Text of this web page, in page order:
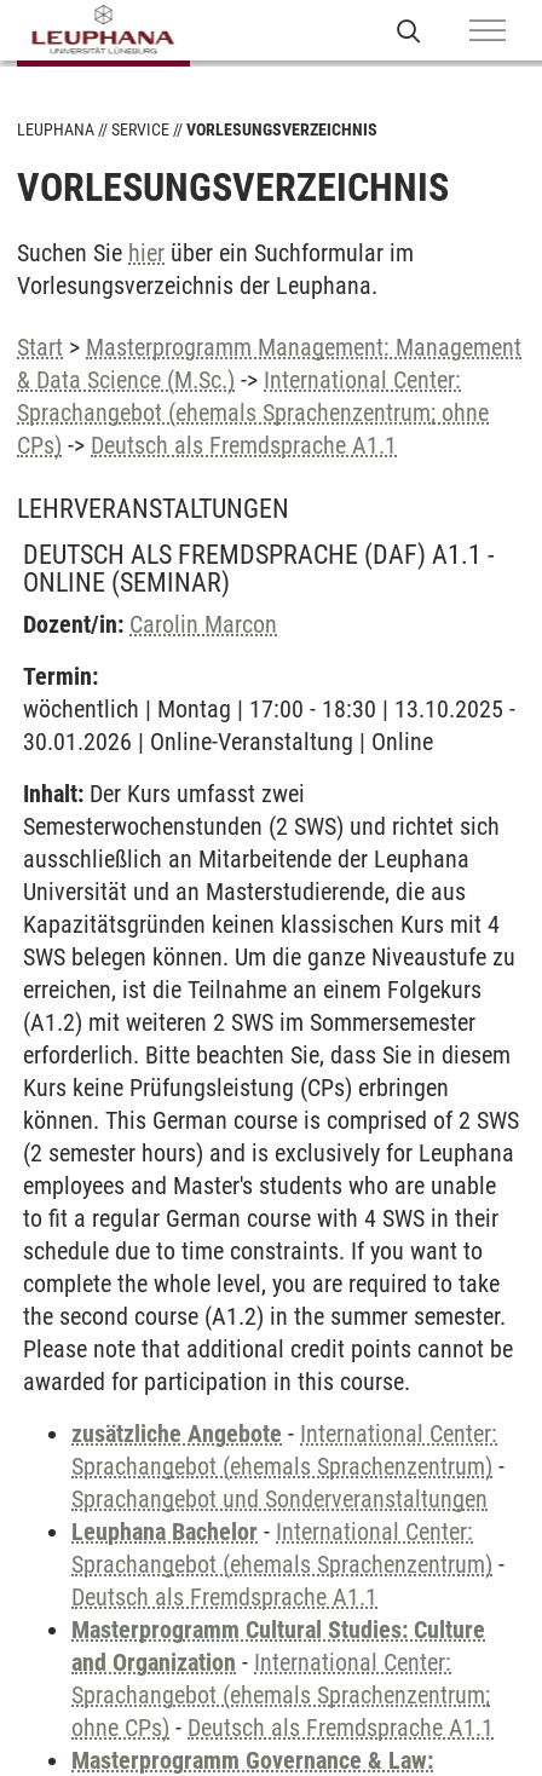
LEUPHANA SERVICE VORLESUNGSVERZEICHNIS
VORLESUNGSVERZEICHNIS
Suchen Sie hier über ein Suchformular im
Vorlesungsverzeichnis der Leuphana.
Start > Masterprogramm Management: Management
& Data Science (M.Sc.) -> International Center:
Sprachangebot (ehemals Sprachenzentrum; ohne
CPs) -> Deutsch als Fremdsprache A1.1
LEHRVERANSTALTUNGEN
DEUTSCH ALS FREMDSPRACHE (DAF) A1.1 -
ONLINE (SEMINAR)
Dozent/in: Carolin Marcon
Termin:
wöchentlich | Montag | 17:00 - 18:30 | 13.10.2025 -
30.01.2026 | Online-Veranstaltung | Online
Inhalt: Der Kurs umfasst zwei
Semesterwochenstunden (2 SWS) und richtet sich
ausschließlich an Mitarbeitende der Leuphana
Universität und an Masterstudierende, die aus
Kapazitätsgründen keinen klassischen Kurs mit 4
SWS belegen können. Um die ganze Niveaustufe zu
erreichen, ist die Teilnahme an einem Folgekurs
(A1.2) mit weiteren 2 SWS im Sommersemester
erforderlich. Bitte beachten Sie, dass Sie in diesem
Kurs keine Prüfungsleistung (CPs) erbringen
können. This German course is comprised of 2 SWS
(2 semester hours) and is exclusively for Leuphana
employees and Master's students who are unable
to fit a regular German course with 4 SWS in their
schedule due to time constraints. If you want to
complete the whole level, you are required to take
the second course (A1.2) in the summer semester.
Please note that additional credit points cannot be
awarded for participation in this course.
zusätzliche Angebote - International Center:
Sprachangebot (ehemals Sprachenzentrum) -
Sprachangebot und Sonderveranstaltungen
Leuphana Bachelor - International Center:
Sprachangebot (ehemals Sprachenzentrum) -
Deutsch als Fremdsprache A1.1
Masterprogramm Cultural Studies: Culture
and Organization - International Center:
Sprachangebot (ehemals Sprachenzentrum;
ohne CPs) - Deutsch als Fremdsprache A1.1
Masterprogramm Governance & Law: